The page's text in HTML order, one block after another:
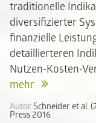
traditionelle
diversifizierter
finanzielle
detaillierteren
Nutzen-Kosten-
mehr
Autor Schneider et al.
Press 2016